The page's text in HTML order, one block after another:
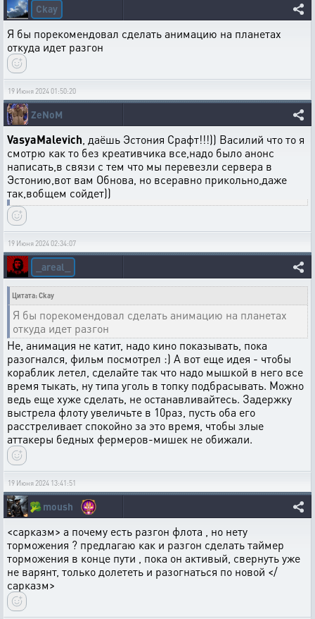
Ckay
Я бы порекомендовал сделать анимацию на планетах
откуда идет разгон
19 Июня 2024 01:50:20
ZeNoM
VasyaMalevich , даёшь Эстония Срафт!!!)) Василий что то я
смотрю как то без креативчика все,надо было анонс
написать,в связи с тем что мы перевезли сервера в
Эстонию,вот вам Обнова, но всеравно прикольно,даже
так,вобщем сойдет))
19 Июня 2024 02:34:07
_areal_
Цитата: Ckay
Я бы порекомендовал сделать анимацию на планетах
откуда идет разгон
Не, анимация не катит, надо кино показывать, пока
разогнался, фильм посмотрел :) А вот еще идея - чтобы
кораблик летел, сделайте так что надо мышкой в него все
время тыкать, ну типа уголь в топку подбрасывать. Можно
ведь еще хуже сделать, не останавливайтесь. Задержку
выстрела флоту увеличьте в 10раз, пусть оба его
расстреливает спокойно за это время, чтобы злые
аттакеры бедных фермеров-мишек не обижали.
19 Июня 2024 13:41:51
🥦moush
<сарказм> а почему есть разгон флота , но нету
торможения ? предлагаю как и разгон сделать таймер
торможения в конце пути , пока он активый, свернуть уже
не варянт, только долететь и разогнаться по новой </
сарказм>